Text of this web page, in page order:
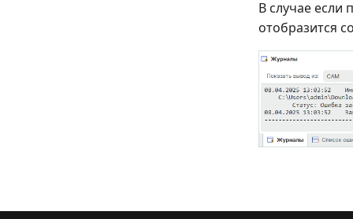
В случае если
отобразится